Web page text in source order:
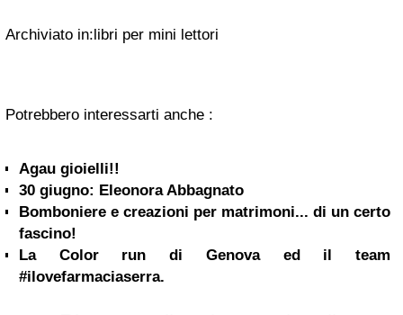
Archiviato in:libri per mini lettori
Potrebbero interessarti anche :
Agau gioielli!!
30 giugno: Eleonora Abbagnato
Bomboniere e creazioni per matrimoni... di un certo
fascino!
La Color run di Genova ed il team
#ilovefarmaciaserra.